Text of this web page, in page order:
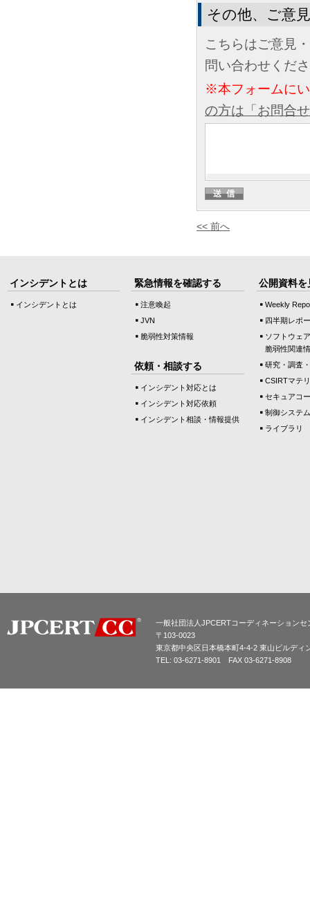
その他、ご意
こちらはご意見
問い合わせくだ
※本フォームに
の方は「お問合
<< 前へ
インシデントとは
インシデントとは
緊急情報を確認する
注意喚起
JVN
脆弱性対策情報
依頼・相談する
インシデント対応とは
インシデント対応依頼
インシデント相談・情報提供
公開資料を
Weekly
四半期レポ
ソフトウェ
脆弱性関連
研究・調査
CSIRTマテ
セキュアコ
制御システ
ライブラリ
一般社団法人JPCERTコーディネーションセ
〒103-0023
東京都中央区日本橋本町4-4-2 東山ビルディ
TEL: 03-6271-8901 FAX 03-6271-8908